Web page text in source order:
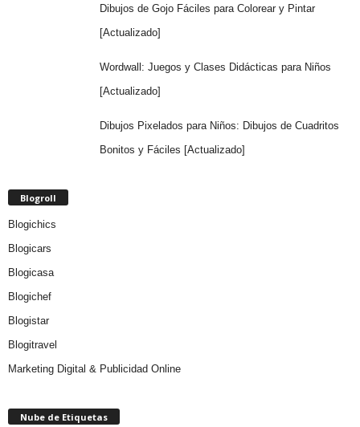
Dibujos de Gojo Fáciles para Colorear y Pintar
[Actualizado]
Wordwall: Juegos y Clases Didácticas para Niños
[Actualizado]
Dibujos Pixelados para Niños: Dibujos de Cuadritos
Bonitos y Fáciles [Actualizado]
Blogroll
Blogichics
Blogicars
Blogicasa
Blogichef
Blogistar
Blogitravel
Marketing Digital & Publicidad Online
Nube de Etiquetas